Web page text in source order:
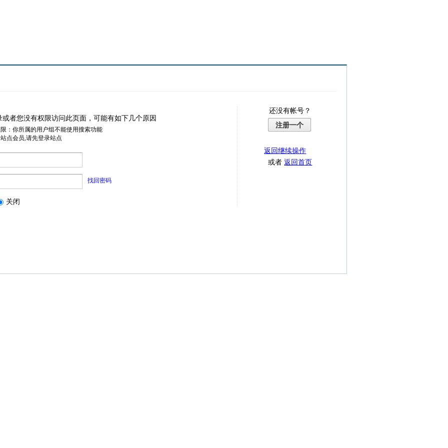
或者您没有权限访问此页面，可能有如下几个原因
：你所属的用户组不能使用搜索功能
点会员,请先登录站点
找回密码
关闭
还没有帐号？
注册一个
返回继续操作
或者返回首页